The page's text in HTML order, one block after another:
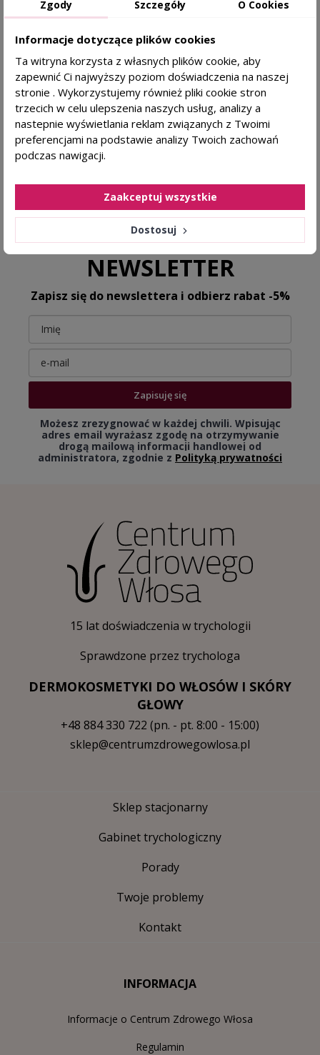
Dermokosmetyki polecane przez trychologa
GABINET TRYCHOLOGICZNY
Od 15 lat prowadzimy Centrum Zdrowego Włosa w
Krakowie >>
4.8
NEWSLETTER
Zapisz się do newslettera i odbierz rabat -5%
Zapisuję się
Możesz zrezygnować w każdej chwili. Wpisując
adres email wyrażasz zgodę na otrzymywanie
drogą mailową informacji handlowej od
administratora, zgodnie z Polityką prywatności
15 lat doświadczenia w trychologii
Sprawdzone przez trychologa
DERMOKOSMETYKI DO WŁOSÓW I SKÓRY
GŁOWY
+48 884 330 722 (pn. - pt. 8:00 - 15:00)
sklep@centrumzdrowegowlosa.pl
Sklep stacjonarny
Gabinet trychologiczny
Porady
Twoje problemy
Kontakt
INFORMACJA
Informacje o Centrum Zdrowego Włosa
Regulamin
Zgody Szczegóły O Cookies
Informacje dotyczące plików cookies
Ta witryna korzysta z własnych plików cookie, aby
zapewnić Ci najwyższy poziom doświadczenia na naszej
stronie . Wykorzystujemy również pliki cookie stron
trzecich w celu ulepszenia naszych usług, analizy a
nastepnie wyświetlania reklam związanych z Twoimi
preferencjami na podstawie analizy Twoich zachowań
podczas nawigacji.
Dostosuj
Zaakceptuj wszystkie